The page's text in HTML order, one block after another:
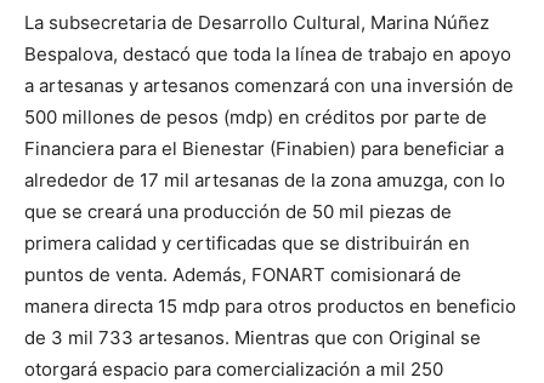
La subsecretaria de Desarrollo Cultural, Marina Núñez
Bespalova, destacó que toda la línea de trabajo en apoyo
a artesanas y artesanos comenzará con una inversión de
500 millones de pesos (mdp) en créditos por parte de
Financiera para el Bienestar (Finabien) para beneficiar a
alrededor de 17 mil artesanas de la zona amuzga, con lo
que se creará una producción de 50 mil piezas de
primera calidad y certificadas que se distribuirán en
puntos de venta. Además, FONART comisionará de
manera directa 15 mdp para otros productos en beneficio
de 3 mil 733 artesanos. Mientras que con Original se
otorgará espacio para comercialización a mil 250